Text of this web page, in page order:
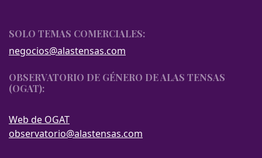
SOLO TEMAS COMERCIALES:
negocios@alastensas.com
OBSERVATORIO DE GÉNERO DE ALAS TENSAS
(OGAT):
Web de OGAT
observatorio@alastensas.com